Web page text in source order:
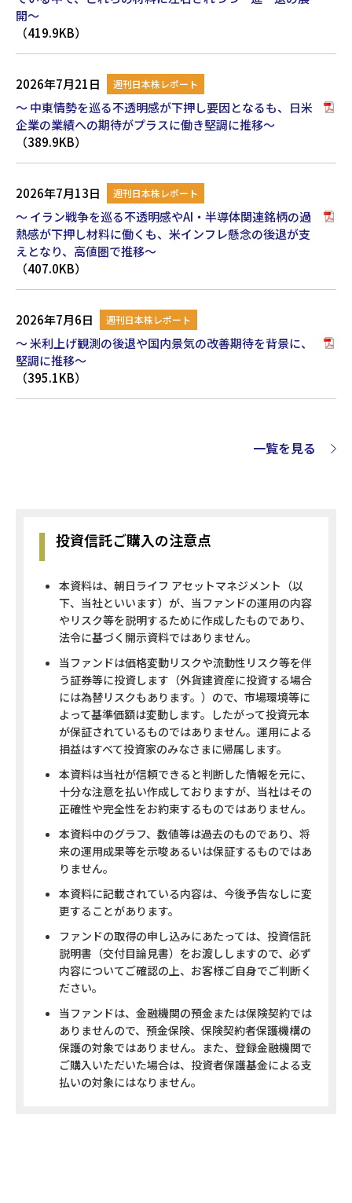
開～
（419.9KB）
2026年7月21日 週刊日本株レポート
～ 中東情勢を巡る不透明感が下押し要因となるも、日米
企業の業績への期待がプラスに働き堅調に推移～
（389.9KB）
2026年7月13日 週刊日本株レポート
～ イラン戦争を巡る不透明感やAI・半導体関連銘柄の過
熱感が下押し材料に働くも、米インフレ懸念の後退が支
えとなり、高値圏で推移～
（407.0KB）
2026年7月6日 週刊日本株レポート
～ 米利上げ観測の後退や国内景気の改善期待を背景に、
堅調に推移～
（395.1KB）
一覧を見る
投資信託ご購入の注意点
本資料は、朝日ライフ アセットマネジメント（以
下、当社といいます）が、当ファンドの運用の内容
やリスク等を説明するために作成したものであり、
法令に基づく開示資料ではありません。
当ファンドは価格変動リスクや流動性リスク等を伴
う証券等に投資します（外貨建資産に投資する場合
には為替リスクもあります。）ので、市場環境等に
よって基準価額は変動します。したがって投資元本
が保証されているものではありません。運用による
損益はすべて投資家のみなさまに帰属します。
本資料は当社が信頼できると判断した情報を元に、
十分な注意を払い作成しておりますが、当社はその
正確性や完全性をお約束するものではありません。
本資料中のグラフ、数値等は過去のものであり、将
来の運用成果等を示唆あるいは保証するものではあ
りません。
本資料に記載されている内容は、今後予告なしに変
更することがあります。
ファンドの取得の申し込みにあたっては、投資信託
説明書（交付目論見書）をお渡ししますので、必ず
内容についてご確認の上、お客様ご自身でご判断く
ださい。
当ファンドは、金融機関の預金または保険契約では
ありませんので、預金保険、保険契約者保護機構の
保護の対象ではありません。また、登録金融機関で
ご購入いただいた場合は、投資者保護基金による支
払いの対象にはなりません。